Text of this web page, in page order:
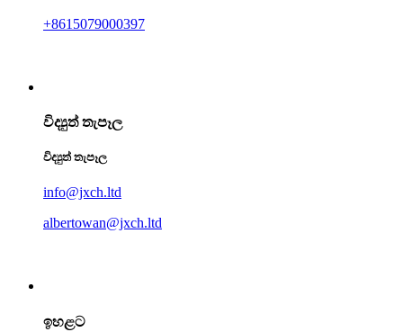
+8615079000397
විද්‍යුත් තැපෑල
විද්‍යුත් තැපෑල
info@jxch.ltd
albertowan@jxch.ltd
ඉහළට